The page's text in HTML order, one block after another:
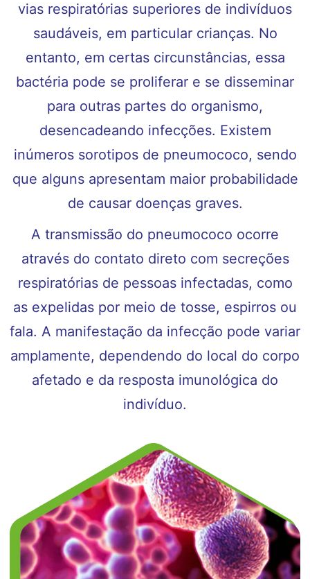
vias respiratórias superiores de indivíduos
saudáveis, em particular crianças. No
entanto, em certas circunstâncias, essa
bactéria pode se proliferar e se disseminar
para outras partes do organismo,
desencadeando infecções. Existem
inúmeros sorotipos de pneumococo, sendo
que alguns apresentam maior probabilidade
de causar doenças graves.
A transmissão do pneumococo ocorre
através do contato direto com secreções
respiratórias de pessoas infectadas, como
as expelidas por meio de tosse, espirros ou
fala. A manifestação da infecção pode variar
amplamente, dependendo do local do corpo
afetado e da resposta imunológica do
indivíduo.